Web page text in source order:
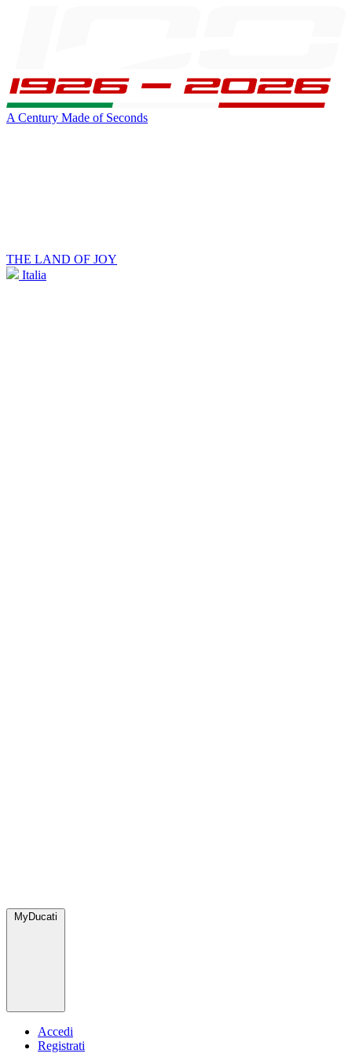
A Century Made of Seconds
THE LAND OF JOY
Italia
MyDucati
Accedi
Registrati